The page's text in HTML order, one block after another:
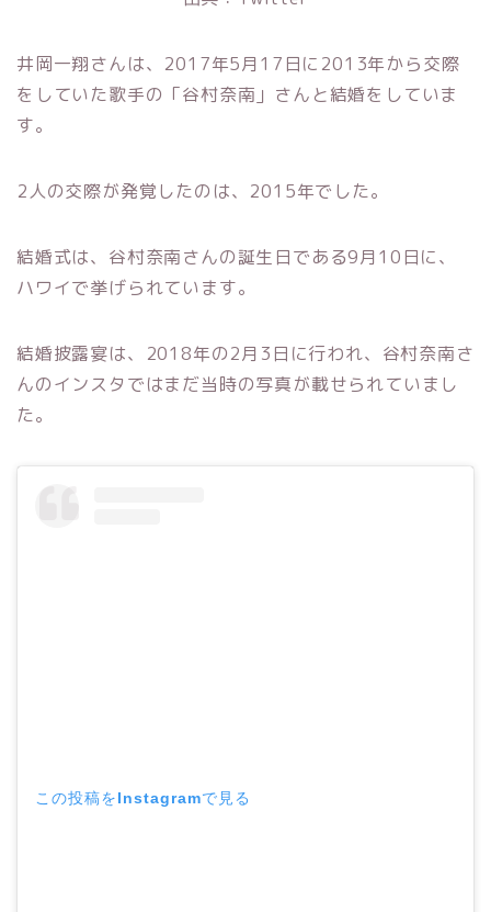
井岡一翔さんは、2017年5月17日に2013年から交際
をしていた歌手の「谷村奈南」さんと結婚をしていま
す。
2人の交際が発覚したのは、2015年でした。
結婚式は、谷村奈南さんの誕生日である9月10日に、
ハワイで挙げられています。
結婚披露宴は、2018年の2月3日に行われ、谷村奈南さ
んのインスタではまだ当時の写真が載せられていまし
た。
この投稿をInstagramで見る